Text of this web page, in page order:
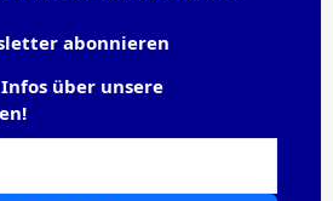
abonnieren
über unsere